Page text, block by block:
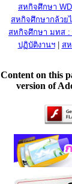
สหกิจศึกษา WD
สหกิจศึกษากล้วย
สหกิจศึกษา มทส :
ปฏิบัติงานฯ| ส
Content on this
version of